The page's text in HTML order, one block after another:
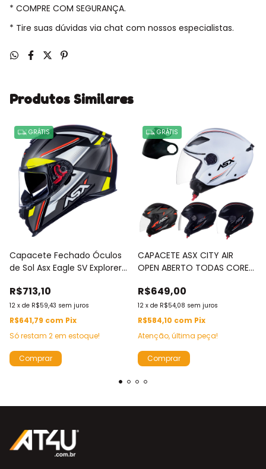
* COMPRE COM SEGURANÇA.
* Tire suas dúvidas via chat com nossos especialistas.
Produtos Similares
GRÁTIS
Capacete Fechado Óculos
de Sol Asx Eagle SV Explorer
Preto/Grafite/Amarelo
R$713,10
12 x de R$59,43 sem juros
R$641,79 com Pix
Só restam 2em estoque!
Comprar
GRÁTIS
CAPACETE ASX CITY AIR
OPEN ABERTO TODAS CORES
R$649,00
12 x de R$54,08 sem juros
R$584,10 com Pix
Atenção, última peça!
Comprar